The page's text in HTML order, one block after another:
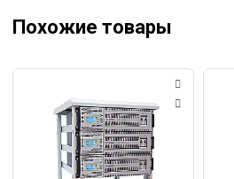
Похожие товары